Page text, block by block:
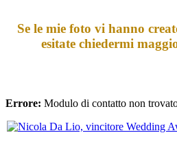
Se le mie foto vi hanno
esitate chiedermi
Errore: Modulo di contatto non